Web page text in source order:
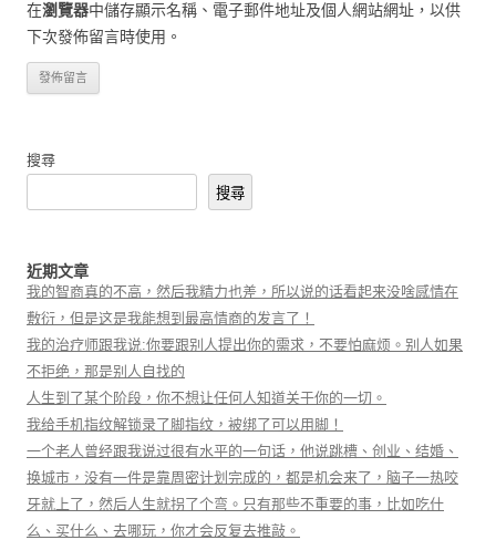
在瀏覽器中儲存顯示名稱、電子郵件地址及個人網站網址，以供
下次發佈留言時使用。
搜尋
搜尋
近期文章
我的智商真的不高，然后我精力也差，所以说的话看起来没啥感情在
敷衍，但是这是我能想到最高情商的发言了！
我的治疗师跟我说:你要跟别人提出你的需求，不要怕麻烦。别人如果
不拒绝，那是别人自找的
人生到了某个阶段，你不想让任何人知道关于你的一切。
我给手机指纹解锁录了脚指纹，被绑了可以用脚！
一个老人曾经跟我说过很有水平的一句话，他说跳槽、创业、结婚、
换城市，没有一件是靠周密计划完成的，都是机会来了，脑子一热咬
牙就上了，然后人生就拐了个弯。只有那些不重要的事，比如吃什
么、买什么、去哪玩，你才会反复去推敲。